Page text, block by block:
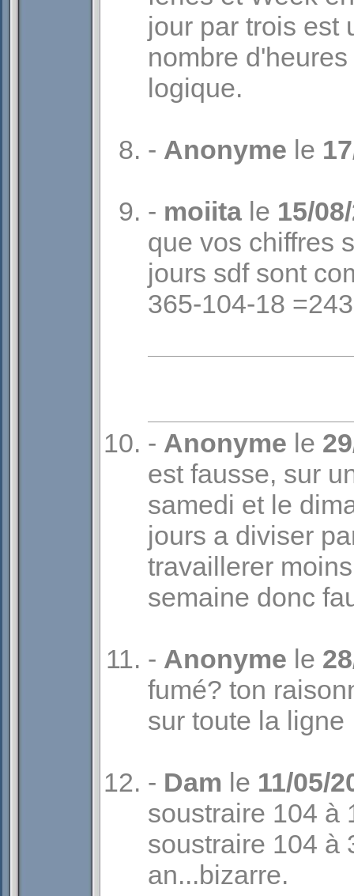
jour par trois est
nombre
logique.
- Anonyme le
- moiita le 15/
que vos chiffres
jours sdf sont
365-104-18
- Anonyme le
est fausse, sur
samedi et le
jours a diviser
travaillerer
semaine donc
- Anonyme le
fumé? ton
sur toute la ligne
- Dam le 11/05/
soustraire 104 à
soustraire 104 à
an...bizarre.